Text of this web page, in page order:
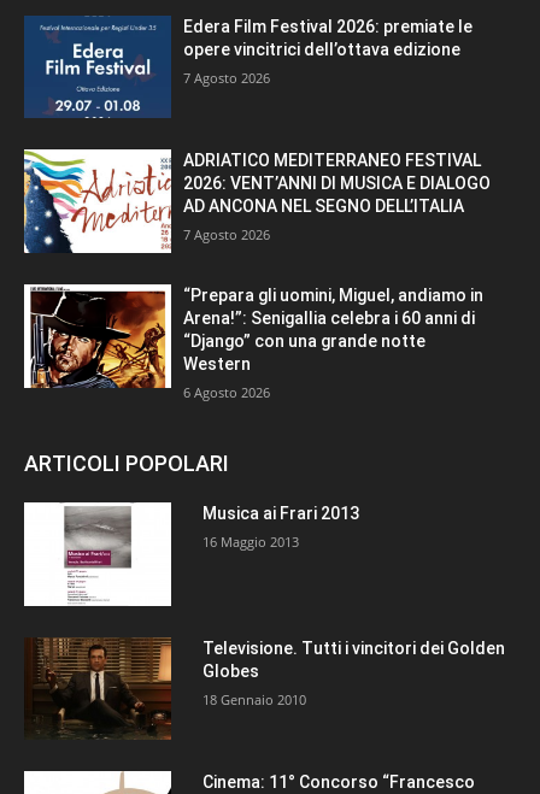
Edera Film Festival 2026: premiate le
opere vincitrici dell’ottava edizione
7 Agosto 2026
ADRIATICO MEDITERRANEO FESTIVAL
2026: VENT’ANNI DI MUSICA E DIALOGO
AD ANCONA NEL SEGNO DELL’ITALIA
7 Agosto 2026
“Prepara gli uomini, Miguel, andiamo in
Arena!”: Senigallia celebra i 60 anni di
“Django” con una grande notte
Western
6 Agosto 2026
ARTICOLI POPOLARI
Musica ai Frari 2013
16 Maggio 2013
Televisione. Tutti i vincitori dei Golden
Globes
18 Gennaio 2010
Cinema: 11° Concorso “Francesco